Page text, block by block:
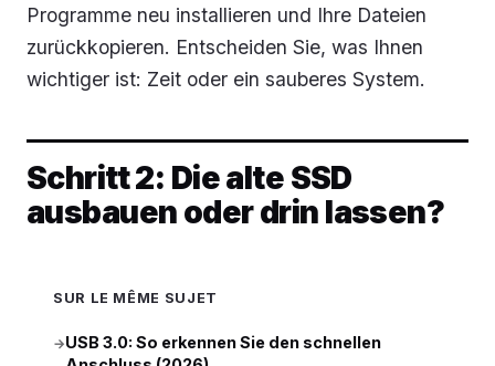
Programme neu installieren und Ihre Dateien
zurückkopieren. Entscheiden Sie, was Ihnen
wichtiger ist: Zeit oder ein sauberes System.
Schritt 2: Die alte SSD
ausbauen oder drin lassen?
SUR LE MÊME SUJET
→USB 3.0: So erkennen Sie den schnellen